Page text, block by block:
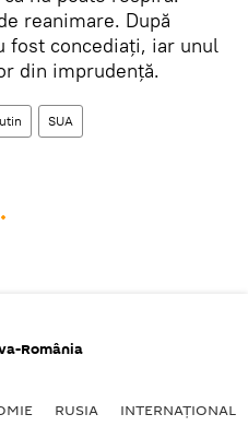
reanimare. După
fost concediați, iar unul
din imprudență.
SUA
România
RUSIA INTERNAŢIONAL